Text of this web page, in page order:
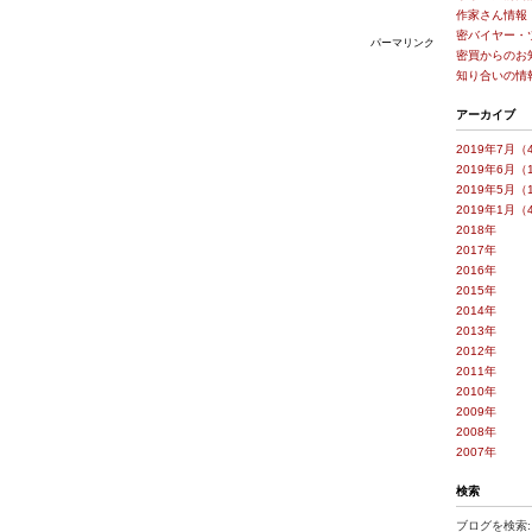
パーマリンク
作家さん情報
密バイヤー・
密買からのお
知り合いの情
アーカイブ
2019年7月（4
2019年6月（1
2019年5月（1
2019年1月（4
2018年
2017年
2016年
2015年
2014年
2013年
2012年
2011年
2010年
2009年
2008年
2007年
検索
ブログを検索: